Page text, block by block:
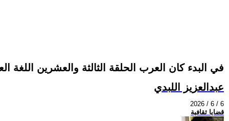
في البدء كان العرب الحلقة الثالثة والعشرين اللغة
عبدالعزيز اللبدي
2026 / 6 / 6
قضايا ثقافية